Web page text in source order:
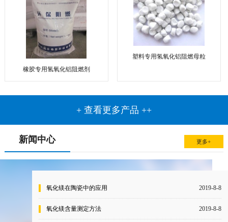
橡胶专用氢氧化铝阻燃剂
塑料专用氢氧化铝阻燃母粒
+ 查看更多产品 ++
新闻中心 更多+
氧化镁在陶瓷中的应用 2019-8-8
氧化镁含量测定方法 2019-8-8